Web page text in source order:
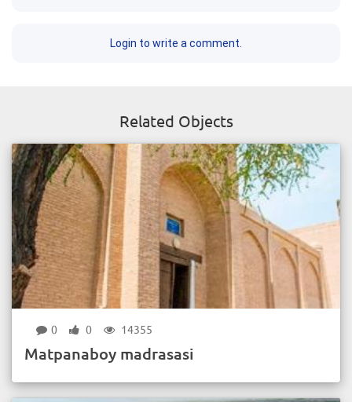
Login to write a comment.
Related Objects
0 0 14355
Matpanaboy madrasasi